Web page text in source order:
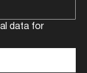
data for